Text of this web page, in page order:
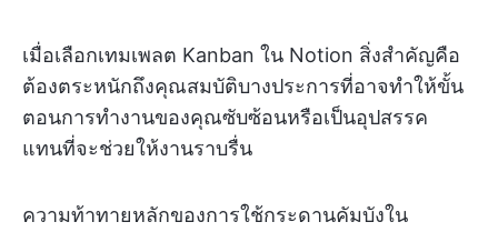
เมื่อเลือกเทมเพลต Kanban ใน Notion สิ่งสำคัญคือ
ต้องตระหนักถึงคุณสมบัติบางประการที่อาจทำให้ขั้น
ตอนการทำงานของคุณซับซ้อนหรือเป็นอุปสรรค
แทนที่จะช่วยให้งานราบรื่น
ความท้าทายหลักของการใช้กระดานคัมบังใน